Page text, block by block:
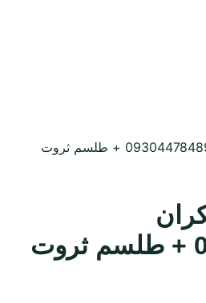
دعای ثروت بیکران 09304478489 + طلسم ثروت
09304478489 + طلسم ثروت